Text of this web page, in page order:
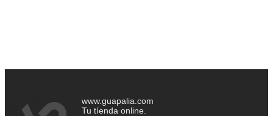
www.guapalia.com
Tu tíenda online.